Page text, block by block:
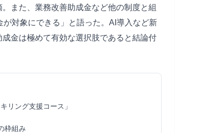
また、業務改善助成金など他の制度と組
対象にできる」と語った。AI導入など新
金は極めて有効な選択肢であると結論付
リング支援コース」
枠組み